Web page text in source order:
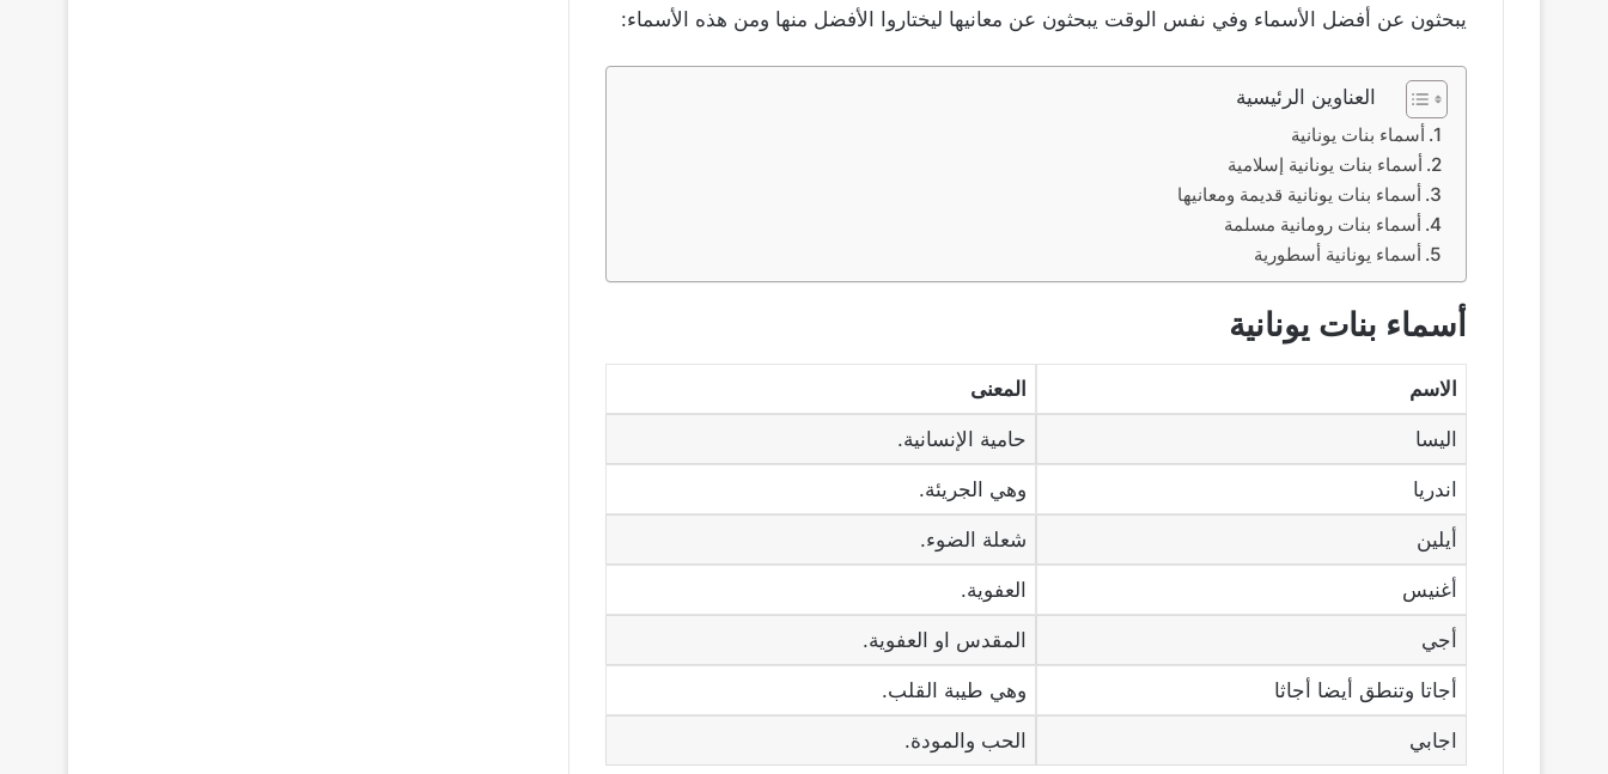
يبحثون عن أفضل الأسماء وفي نفس الوقت يبحثون عن معانيها ليختاروا الأفضل منها ومن هذه الأسماء:
العناوين الرئيسية
أسماء بنات يونانية
أسماء بنات يونانية إسلامية
أسماء بنات يونانية قديمة ومعانيها
أسماء بنات رومانية مسلمة
أسماء يونانية أسطورية
أسماء بنات يونانية
الاسم المعنى
اليسا حامية الإنسانية.
اندريا وهي الجريئة.
أيلين شعلة الضوء.
أغنيس العفوية.
أجي المقدس او العفوية.
أجاتا وتنطق أيضا أجاثا وهي طيبة القلب.
اجابي الحب والمودة.